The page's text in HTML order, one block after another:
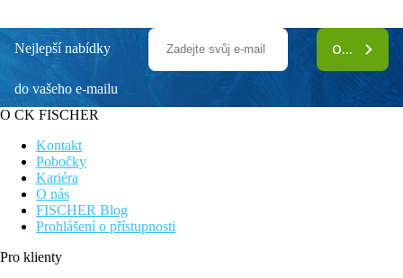
Nejlepší nabídky
do vašeho e-mailu
ODEBÍRAT
O CK FISCHER
Kontakt
Pobočky
Kariéra
O nás
FISCHER Blog
Prohlášení o přístupnosti
Pro klienty